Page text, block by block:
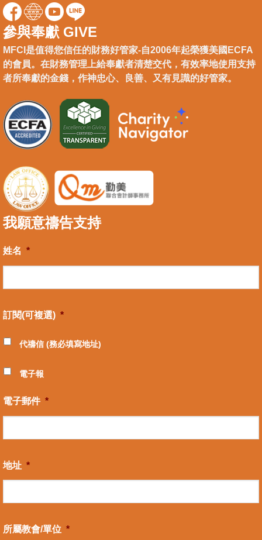
參與奉獻 GIVE
MFCI是值得您信任的財務好管家-自2006年起榮獲美國ECFA
的會員。在財務管理上給奉獻者清楚交代，有效率地使用支持
者所奉獻的金錢，作神忠心、良善、又有見識的好管家。
我願意禱告支持
姓名 *
訂閱(可複選) *
代禱信 (務必填寫地址)
電子報
電子郵件 *
地址 *
所屬教會/單位 *